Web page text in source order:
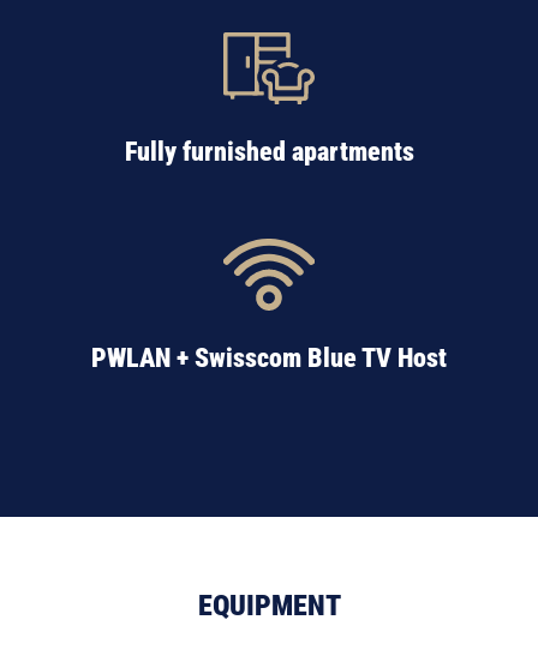
Fully furnished apartments
PWLAN + Swisscom Blue TV Host
EQUIPMENT